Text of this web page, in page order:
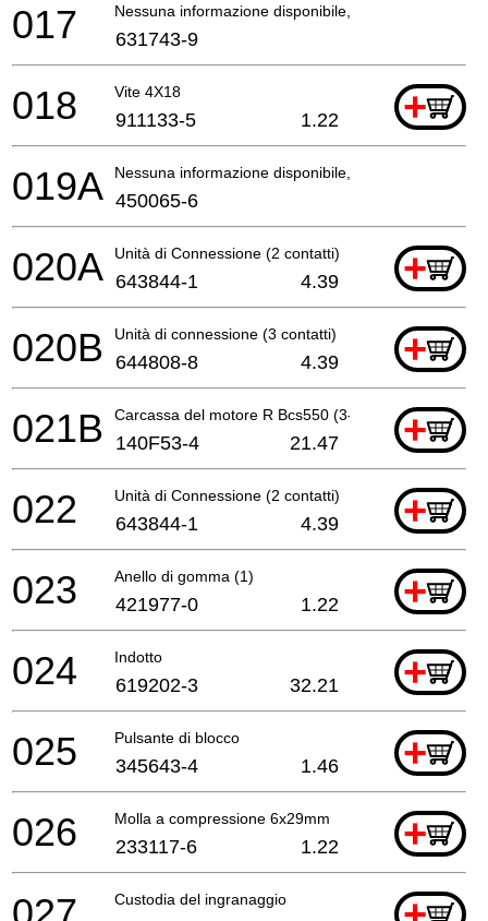
Nessuna informazione disponibile, non ordinabile
017 631743-9
Vite 4X18 +
018 911133-5 1.22
Nessuna informazione disponibile, non ordinabile
019A 450065-6
Unità di Connessione (2 contatti) +
020A 643844-1 4.39
Unità di connessione (3 contatti) +
020B 644808-8 4.39
Carcassa del motore R Bcs550 (3-Cont) A+
021B 140F53-4 21.47
Unità di Connessione (2 contatti) +
022 643844-1 4.39
Anello di gomma (1) +
023 421977-0 1.22
Indotto +
024 619202-3 32.21
Pulsante di blocco +
025 345643-4 1.46
Molla a compressione 6x29mm +
026 233117-6 1.22
Custodia del ingranaggio